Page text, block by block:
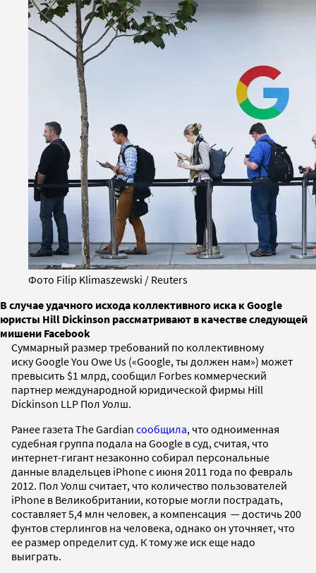
Фото Filip Klimaszewski / Reuters
В случае удачного исхода коллективного иска к Google
юристы Hill Dickinson рассматривают в качестве следующей
мишени Facebook
Суммарный размер требований по коллективному
иску Google You Owe Us («Google, ты должен нам») может
превысить $1 млрд, сообщил Forbes коммерческий
партнер международной юридической фирмы Hill
Dickinson LLP Пол Уолш.
Ранее газета The Gardian сообщила, что одноименная
судебная группа подала на Google в суд, считая, что
интернет-гигант незаконно собирал персональные
данные владельцев iPhone с июня 2011 года по февраль
2012. Пол Уолш считает, что количество пользователей
iPhone в Великобритании, которые могли пострадать,
составляет 5,4 млн человек, а компенсация — достичь 200
фунтов стерлингов на человека, однако он уточняет, что
ее размер определит суд. К тому же иск еще надо
выиграть.